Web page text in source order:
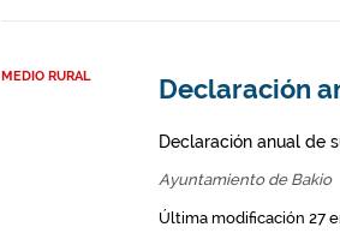
MEDIO RURAL Declaración
Declaración anual de
Ayuntamiento de Bakio
Última modificación 27